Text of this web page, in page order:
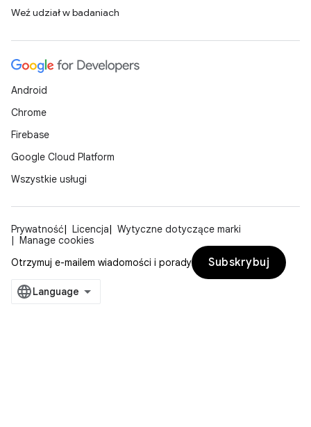
Weź udział w badaniach
Android
Chrome
Firebase
Google Cloud Platform
Wszystkie usługi
Prywatność Licencja
Wytyczne dotyczące marki
Manage cookies
Otrzymuj e-mailem wiadomości i porady
Subskrybuj